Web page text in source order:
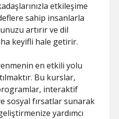
etkileşime
sahip insanlarla
artırır ve dil
keyifli hale getirir.
en etkili yolu
Bu kurslar,
interaktif
sosyal fırsatlar sunarak
yardımcı